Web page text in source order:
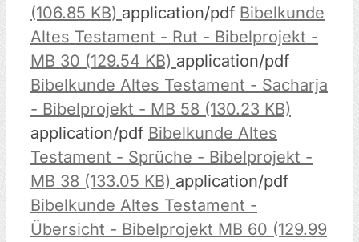
(106.85 KB) application/pdf Bibelkunde
Altes Testament - Rut - Bibelprojekt -
MB 30 (129.54 KB) application/pdf
Bibelkunde Altes Testament - Sacharja
- Bibelprojekt - MB 58 (130.23 KB)
application/pdf Bibelkunde Altes
Testament - Sprüche - Bibelprojekt -
MB 38 (133.05 KB) application/pdf
Bibelkunde Altes Testament -
Übersicht - Bibelprojekt MB 60 (129.99